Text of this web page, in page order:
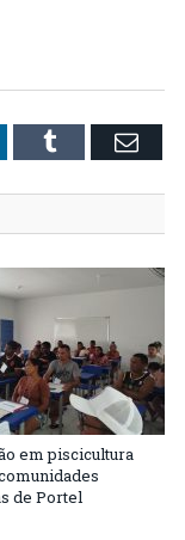
Tumblr Email
em piscicultura
de Portel